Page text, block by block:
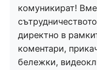
комуникират!
директно в
коментари,
бележки,